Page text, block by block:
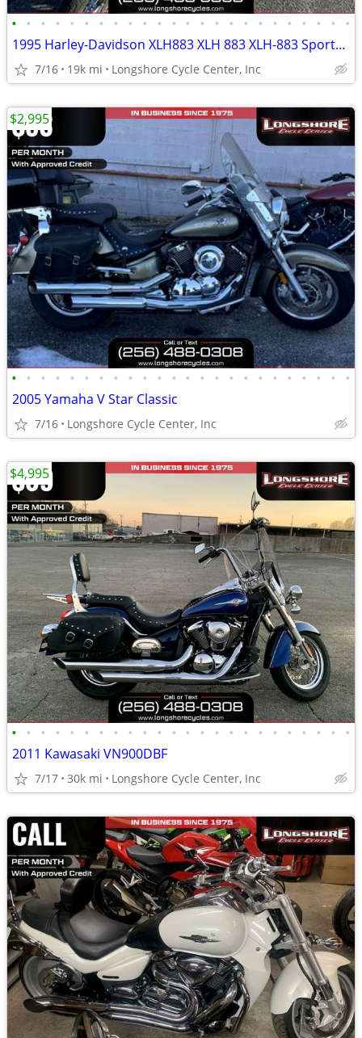
• • • • • • • • • • • • • • • • • • • • • • • •
1995 Harley-Davidson XLH883 XLH 883 XLH-883 Sportster 833 XLH883 Spo
7/16 19k mi Longshore Cycle Center, Inc
• • • • • • • • • • • • • • • • • • • • • • • •
2005 Yamaha V Star Classic
7/16 Longshore Cycle Center, Inc
$2,995
• • • • • • • • • • • • • • • • • • • • • • • •
2011 Kawasaki VN900DBF
7/17 30k mi Longshore Cycle Center, Inc
$4,995